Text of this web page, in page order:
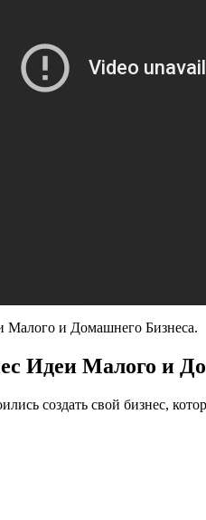
Малого и Домашнего Бизнеса.
Идеи Малого и
создать свой бизнес,